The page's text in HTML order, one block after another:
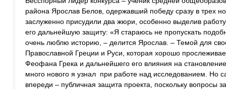
района Ярослав Белов, одержавший победу сразу в трех
заслуженно присудили два жюри, особенно выделив
его дальнейшую защиту: «Я стараюсь не пропускать
очень люблю историю, – делится Ярослав. – Темой для
Православной Греции и Руси, которая хорошо
Феофана Грека и дальнейшего его влияния на
много нового я узнал при работе над исследованием. Но
впереди – публичная защита проекта, поскольку вопросы